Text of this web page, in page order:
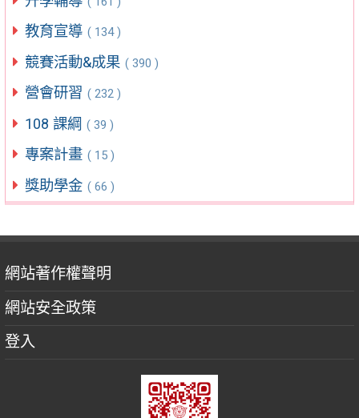
教育宣導 ( 134 )
競賽活動&成果 ( 390 )
營會研習 ( 232 )
108 課綱 ( 39 )
專案計畫 ( 15 )
獎助學金 ( 66 )
網站著作權聲明
網站安全政策
登入